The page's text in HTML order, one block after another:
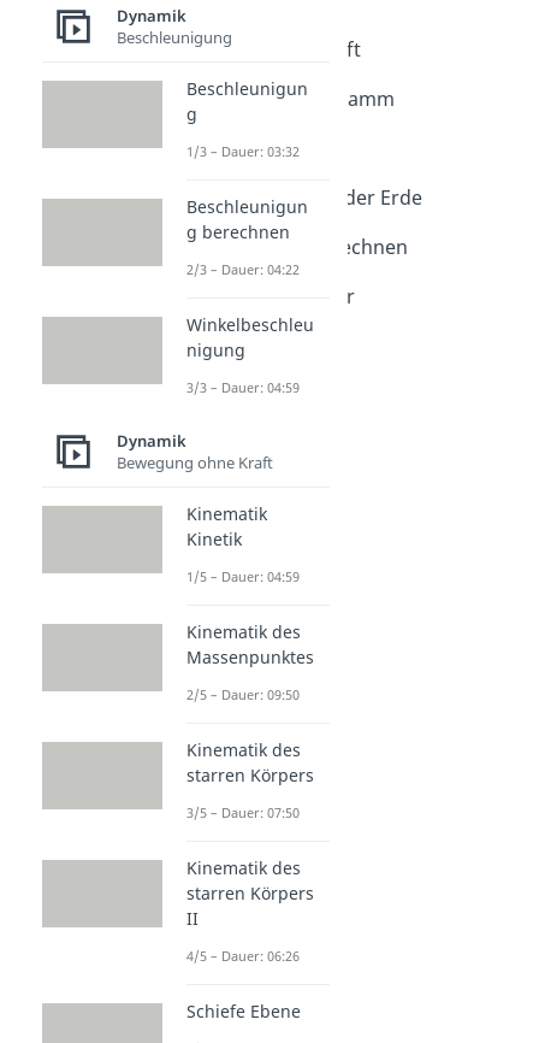
Hangabtriebskraft
Kräfteparallelogramm
Dauer: 05:33
Flaschenzug
Corioliskraft auf der Erde
Dauer: 04:21
Corioliskraft berechnen
Dauer: 04:21
Federkraftmesser
Dauer: 02:33
Dynamik
Beschleunigung
Beschleunigun
g
1/3 – Dauer: 03:32
Beschleunigun
g berechnen
2/3 – Dauer: 04:22
Winkelbeschleu
nigung
3/3 – Dauer: 04:59
Dynamik
Bewegung ohne Kraft
Kinematik
Kinetik
1/5 – Dauer: 04:59
Kinematik des
Massenpunktes
2/5 – Dauer: 09:50
Kinematik des
starren Körpers
3/5 – Dauer: 07:50
Kinematik des
starren Körpers
II
4/5 – Dauer: 06:26
Schiefe Ebene